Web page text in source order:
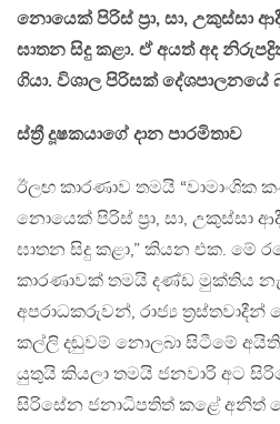
නොයෙක් පිරිස් ප‍්‍රා, සා, උකුස්සා
ඝාතන සිදු කළා. ඒ අයත් අද
ගියා. විශාල පිරිසක්
ස්ත්‍රී දූෂකයාගේ දාන පාරමිතාව
ඊලඟ කාරණාව තමයි
නොයෙක් පිරිස් ප‍්‍රා, සා, උකුස්සා
ඝාතන සිදු කළා,” කියන එක. මේ
කාරණාවක් තමයි දණ්ඩ මුක්තිය
අපරාධකරුවන්, රාජ්‍ය
කල්ලි දඬුවම් නොලබා සිටීමේ
යුතුයි කියලා තමයි ජනවාරි අට
සිරිසේන ජනාධිපතිත් කළේ අනිත්